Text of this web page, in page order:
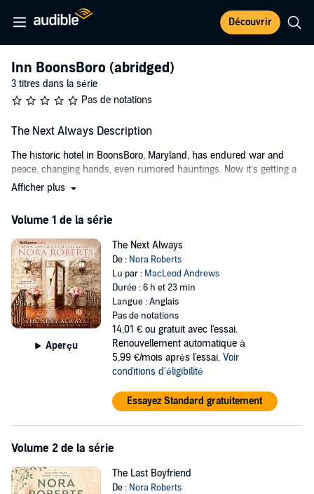
Découvrir
Inn BoonsBoro (abridged)
3 titres dans la série
Pas de notations
The Next Always Description
The historic hotel in BoonsBoro, Maryland, has endured war and
peace, changing hands, even rumored hauntings. Now it’s getting a
major facelift from the Montgomery brothers and their eccentric
project he’s got his eye on: the girl he’s been waiting to kiss since he
was 15....
©2011 Nora Roberts (P)2011 Brilliance Audio, Inc.
Afficher plus
Volume 1 de la série
Aperçu
The Next Always
De : Nora Roberts
Lu par : MacLeod Andrews
Durée : 6 h et 23 min
Langue : Anglais
Pas de notations
14,01 € ou gratuit avec l'essai.
Renouvellement automatique à
5,99 €/mois après l'essai. Voir
conditions d'éligibilité
Essayez Standard gratuitement
Volume 2 de la série
The Last Boyfriend
De : Nora Roberts